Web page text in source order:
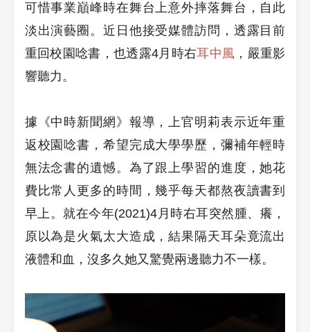
可惜事業巔峰時在舞台上意外摔落舞台，自此
淡出演藝圈。近日他接受媒體訪問，透露目前
重回校園唸書，也透露4月時右耳中風 ，嚴重影
響聽力。
據《中時新聞網》報導，上官明莉表示近年重
返校園唸書，希望完成大學學歷，彌補年輕時
無法念書的遺憾。為了跟上學習的進度，她花
費比常人更多的時間，幾乎每天都熬夜讀書到
早上。就在今年(2021)4月時右耳突然腫、癢，
原以為是火氣太大造成，結果隔天耳朵竟流出
液體和血，沒多久她又驚覺兩邊聽力不一樣。